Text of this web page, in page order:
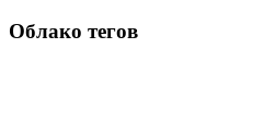
Облако тегов